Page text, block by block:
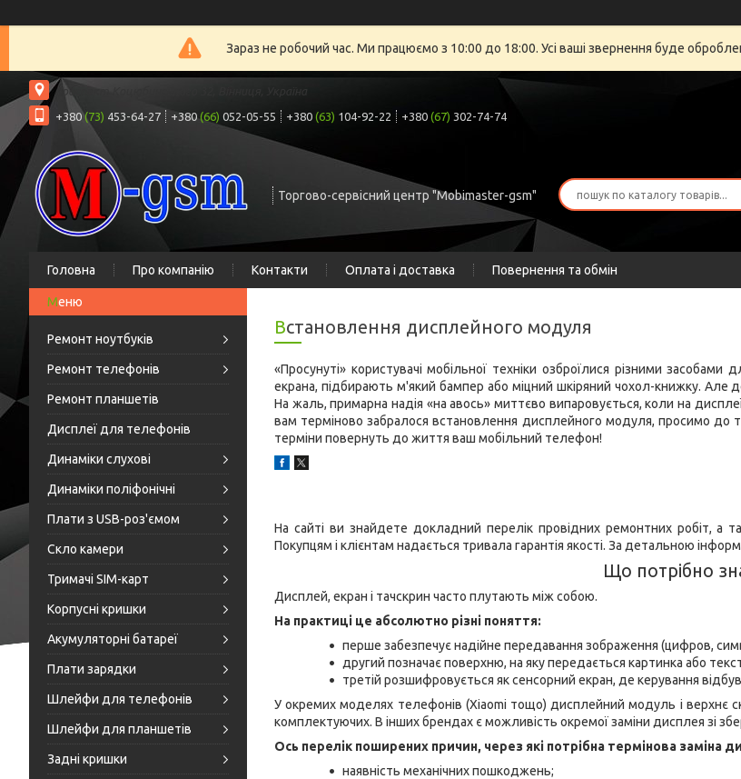
Зараз не робочий час. Ми працюємо з 10:00 до 18:00. Усі ваші звернення буде
проспект Коцюбинського 32, Вінниця, Україна
+380(73) 453-64-27 +380(66) 052-05-55 +380 (63) 104-92-22 +380 (67) 302-74-74
Торгово-сервісний центр "Mobimaster-gsm"
Головна Про компанію Контакти Оплата і доставка Повернення та обмін
Ремонт ноутбуків
Ремонт телефонів
Ремонт планшетів
Дисплеї для телефонів
Динаміки слухові
Динаміки поліфонічні
Плати з USB-роз'ємом
Скло камери
Тримачі SIM-карт
Корпусні кришки
Акумуляторні батареї
Плати зарядки
Шлейфи для телефонів
Шлейфи для планшетів
Задні кришки
Встановлення дисплейного модуля
«Просунуті» користувачі мобільної техніки озброїлися різними
екрана, підбирають м'який бампер або міцний шкіряний чохол-книжку. Але
На жаль, примарна надія «на авось» миттєво випаровується, коли на
вам терміново забралося встановлення дисплейного модуля, просимо до
терміни повернуть до життя ваш мобільний телефон!
На сайті ви знайдете докладний перелік провідних ремонтних робіт, а
Покупцям і клієнтам надається тривала гарантія якості. За детальною
Що потрібно
Дисплей, екран і тачскрин часто плутають між собою.
На практиці це абсолютно різні поняття:
перше забезпечує надійне передавання зображення (цифров,
другий позначає поверхню, на яку передається картинка або
третій розшифровується як сенсорний екран, де керування
У окремих моделях телефонів (Xiaomi тощо) дисплейний модуль і верхнє
комплектуючих. В інших брендах є можливість окремої заміни дисплея зі
Ось перелік поширених причин, через які потрібна термінова заміна
наявність механічних пошкоджень;